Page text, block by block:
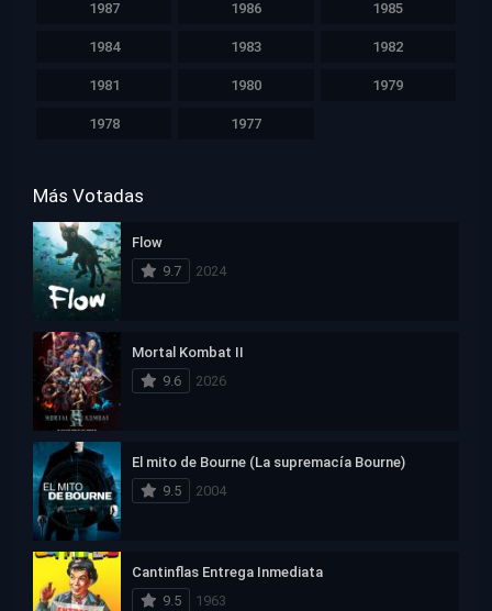
1987 1986 1985
1984 1983 1982
1981 1980 1979
1978 1977
Más Votadas
Flow
9.7
2024
Mortal Kombat II
9.6
2026
El mito de Bourne (La supremacía Bourne)
9.5
2004
Cantinflas Entrega Inmediata
9.5
1963